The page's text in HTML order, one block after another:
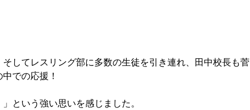
してレスリング部に多数の生徒を引き連れ、田中校長も菅
での応援！
という強い思いを感じました。